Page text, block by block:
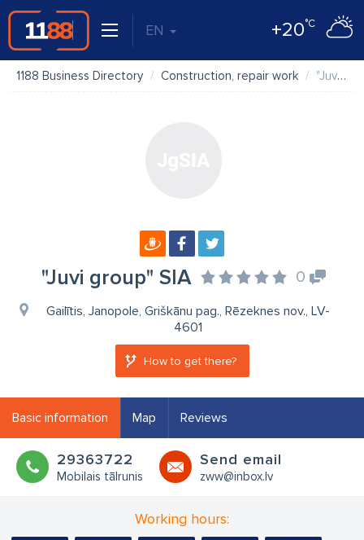
EN +20°C
1188 Business Directory Construction, repair work "Juvi group" SIA
"Juvi group" SIA 0
Gailītis, Janopole, Griškānu pag., Rēzeknes nov., LV-
4601
How to get there?
Basic information Map Reviews
29363722
Mobilais tālrunis
Send email
zww@inbox.lv
Working hours: